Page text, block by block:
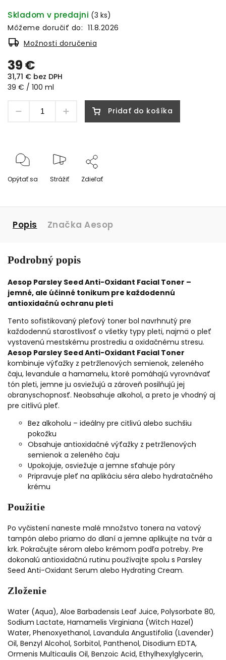
39 €
31,71 € bez DPH
39 € / 100 ml
Skladom v predajni (3 ks)
Môžeme doručiť do: 11.8.2026
Možnosti doručenia
Pridať do košíka
Opýtať sa Strážiť Zdieľať
Popis Značka Aesop
Podrobný popis
Aesop Parsley Seed Anti-Oxidant Facial Toner –
jemné, ale účinné tonikum pre každodennú
antioxidačnú ochranu pleti
Tento sofistikovaný pleťový toner bol navrhnutý pre
každodennú starostlivosť o všetky typy pleti, najmä o pleť
vystavenú mestskému prostrediu a oxidačnému stresu.
Aesop Parsley Seed Anti-Oxidant Facial Toner
kombinuje výťažky z petržlenových semienok, zeleného
čaju, levandule a hamamelu, ktoré pomáhajú vyrovnávať
tón pleti, jemne ju osviežujú a zároveň posilňujú jej
obranyschopnosť. Neobsahuje alkohol, a preto je vhodný aj
pre citlivú pleť.
Bez alkoholu – ideálny pre citlivú alebo suchšiu
pokožku
Obsahuje antioxidačné výťažky z petržlenových
semienok a zeleného čaju
Upokojuje, osviežuje a jemne sťahuje póry
Pripravuje pleť na aplikáciu séra alebo hydratačného
krému
Použitie
Po vyčistení naneste malé množstvo tonera na vatový
tampón alebo priamo do dlaní a jemne aplikujte na tvár a
krk. Pokračujte sérom alebo krémom podľa potreby. Pre
dokonalú antioxidačnú rutinu používajte spolu s Parsley
Seed Anti-Oxidant Serum alebo Hydrating Cream.
Zloženie
Water (Aqua), Aloe Barbadensis Leaf Juice, Polysorbate 80,
Sodium Lactate, Hamamelis Virginiana (Witch Hazel)
Water, Phenoxyethanol, Lavandula Angustifolia (Lavender)
Oil, Benzyl Alcohol, Sorbitol, Panthenol, Disodium EDTA,
Ormenis Multicaulis Oil, Benzoic Acid, Ethylhexylglycerin,